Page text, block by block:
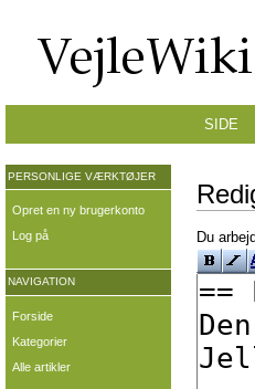
Du
SIDE
PERSONLIGE VÆRKTØJER
Opret en ny brugerkonto
Log på
NAVIGATION
Forside
Kategorier
Alle artikler